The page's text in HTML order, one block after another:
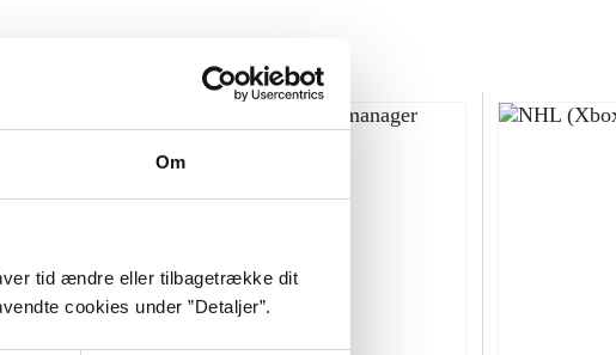
Om
tid ændre eller tilbagetrække dit
cookies under ”Detaljer”.